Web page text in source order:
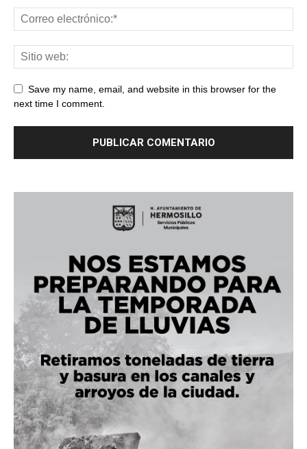
Save my name, email, and website in this browser for the
next time I comment.